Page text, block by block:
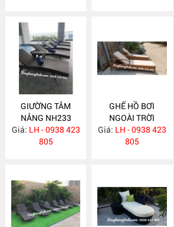
GIƯỜNG TẮM
NẮNG NH233
Giá: LH - 0938 423
805
GHẾ HỒ BƠI
NGOÀI TRỜI
NH232
Giá: LH - 0938 423
805